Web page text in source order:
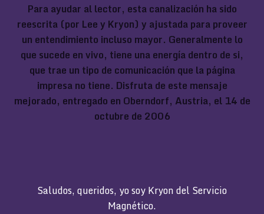
Para ayudar al lector, esta canalización ha sido
reescrita (por Lee y Kryon) y ajustada para proveer
un entendimiento incluso mayor. Generalmente lo
que sucede en vivo, tiene una energía dentro de si,
que trae un tipo de comunicación que la página
impresa no tiene. Disfruta de este mensaje
mejorado, entregado en Oberndorf, Austria, el 14 de
octubre de 2006
Saludos, queridos, yo soy Kryon del Servicio
Magnético.